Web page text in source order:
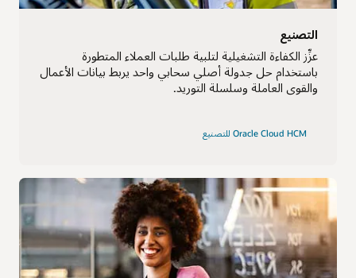
التصنيع
عزِّز الكفاءة التشغيلية لتلبية طلبات العملاء المتطورة
باستخدام حل جدولة أصلي سحابي واحد يربط بيانات الأعمال
والقوى العاملة وسلسلة التوريد.
Oracle Cloud HCM للتصنيع